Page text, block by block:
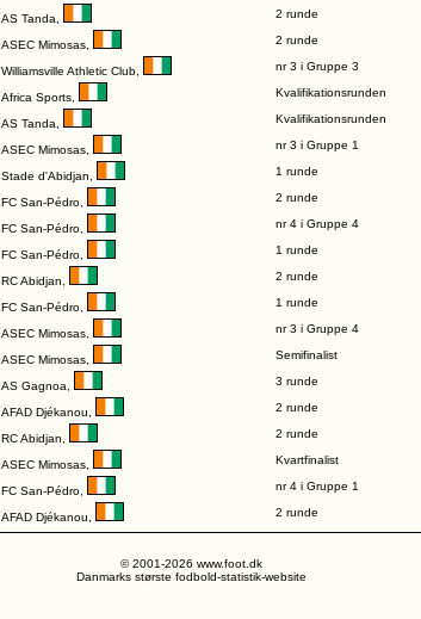
AS Tanda
2 runde
ASEC Mimosas
2 runde
Williamsville Athletic Club
nr 3 i Gruppe 3
Africa Sports
Kvalifikationsrunden
AS Tanda
Kvalifikationsrunden
ASEC Mimosas
nr 3 i Gruppe 1
Stade d'Abidjan
1 runde
FC San-Pédro
2 runde
FC San-Pédro
nr 4 i Gruppe 4
FC San-Pédro
1 runde
RC Abidjan
2 runde
FC San-Pédro
1 runde
ASEC Mimosas
nr 3 i Gruppe 4
ASEC Mimosas
Semifinalist
AS Gagnoa
3 runde
AFAD Djékanou
2 runde
RC Abidjan
2 runde
ASEC Mimosas
Kvartfinalist
FC San-Pédro
nr 4 i Gruppe 1
AFAD Djékanou 2 runde
© 2001-2026 www.foot.dk
Danmarks største fodbold-statistik-website